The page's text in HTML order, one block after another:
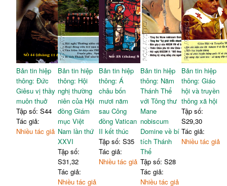
Bản tin hiệp
thông: Đức
Giêsu vị thầy
muôn thuở
Tập số: S44
Tác giả:
Nhiều tác giả
Bản tin hiệp
thông: Hội
nghị thường
niên của Hội
đồng Giám
mục Việt
Nam lần thứ
XXVI
Tập số:
S31,32
Tác giả:
Nhiều tác giả
Bản tin hiệp
thông: Á
châu bốn
mươi năm
sau Công
đồng Vatican
II kết thúc
Tập số: S35
Tác giả:
Nhiều tác giả
Bản tin hiệp
thông: Năm
Thánh Thể
với Tông thư
Mane
nobiscum
Domine về bí
tích Thánh
Thể
Tập số: S28
Tác giả:
Nhiều tác giả
Bản tin hiệp
thông: Giáo
hội và truyền
thông xã hội
Tập số:
S29,30
Tác giả:
Nhiều tác giả